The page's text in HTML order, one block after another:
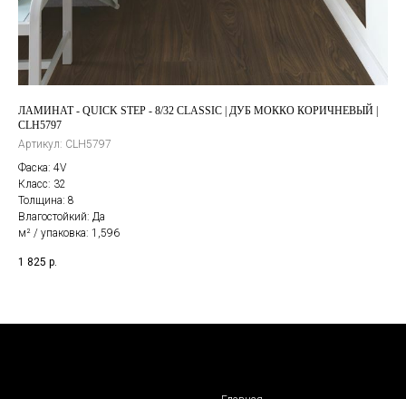
ЛАМИНАТ - QUICK STEP - 8/32 CLASSIC | ДУБ МОККО КОРИЧНЕВЫЙ |
CLH5797
Артикул: CLH5797
Фаска: 4V
Класс: 32
Толщина: 8
Влагостойкий: Да
м² / упаковка: 1,596
1 825 р.